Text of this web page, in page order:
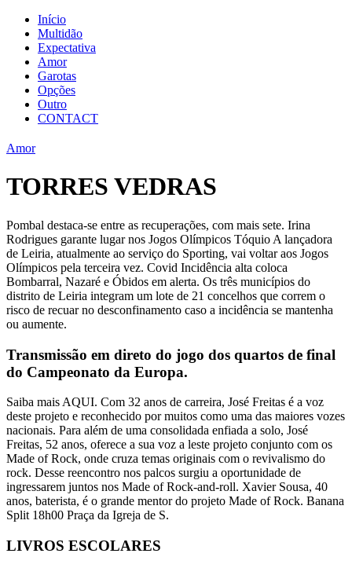
Início
Multidão
Expectativa
Amor
Garotas
Opções
Outro
CONTACT
Amor
TORRES VEDRAS
Pombal destaca-se entre as recuperações, com mais sete. Irina
Rodrigues garante lugar nos Jogos Olímpicos Tóquio A lançadora
de Leiria, atualmente ao serviço do Sporting, vai voltar aos Jogos
Olímpicos pela terceira vez. Covid Incidência alta coloca
Bombarral, Nazaré e Óbidos em alerta. Os três municípios do
distrito de Leiria integram um lote de 21 concelhos que correm o
risco de recuar no desconfinamento caso a incidência se mantenha
ou aumente.
Transmissão em direto do jogo dos quartos de final
do Campeonato da Europa.
Saiba mais AQUI. Com 32 anos de carreira, José Freitas é a voz
deste projeto e reconhecido por muitos como uma das maiores vozes
nacionais. Para além de uma consolidada enfiada a solo, José
Freitas, 52 anos, oferece a sua voz a leste projeto conjunto com os
Made of Rock, onde cruza temas originais com o revivalismo do
rock. Desse reencontro nos palcos surgiu a oportunidade de
ingressarem juntos nos Made of Rock-and-roll. Xavier Sousa, 40
anos, baterista, é o grande mentor do projeto Made of Rock. Banana
Split 18h00 Praça da Igreja de S.
LIVROS ESCOLARES